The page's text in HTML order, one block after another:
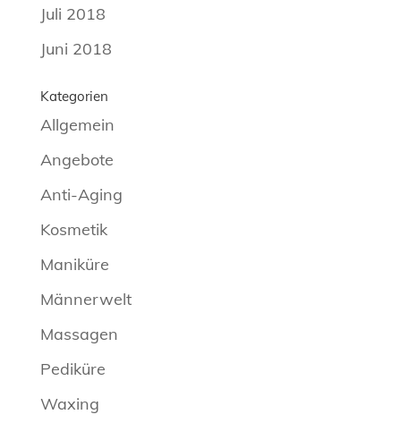
Juli 2018
Juni 2018
Kategorien
Allgemein
Angebote
Anti-Aging
Kosmetik
Maniküre
Männerwelt
Massagen
Pediküre
Waxing